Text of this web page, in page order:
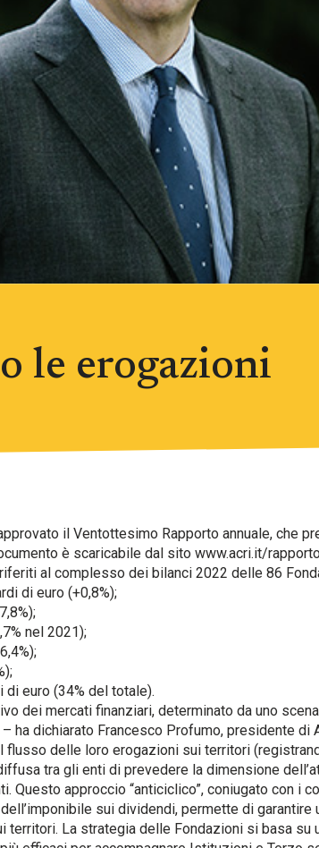
le erogazioni
il Ventottesimo Rapporto annuale, che
è scaricabile dal sito www.acri.it/
al complesso dei bilanci 2022 delle 86
di euro (+0,8%);
nel 2021);
euro (34% del totale).
dei mercati finanziari, determinato da uno
ha dichiarato Francesco Profumo, presidente di
delle loro erogazioni sui territori
tra gli enti di prevedere la dimensione
Questo approccio “anticiclico”, coniugato con i
sui dividendi, permette di
La strategia delle Fondazioni si basa su